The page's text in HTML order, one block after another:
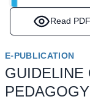
Read PDF
E-PUBLICATION
PEDAGOGY